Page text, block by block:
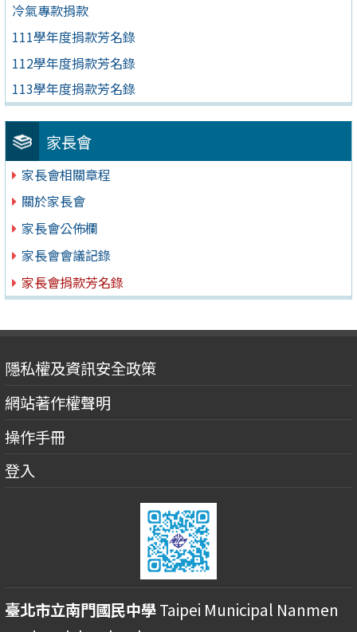
冷氣專款捐款
111學年度捐款芳名錄
112學年度捐款芳名錄
113學年度捐款芳名錄
家長會
家長會相關章程
關於家長會
家長會公佈欄
家長會會議記錄
家長會捐款芳名錄
隱私權及資訊安全政策
網站著作權聲明
操作手冊
登入
臺北市立南門國民中學Taipei Municipal Nanmen